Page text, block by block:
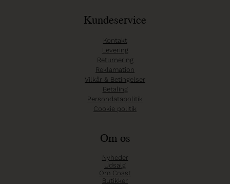
Kundeservice
Kontakt
Levering
Returnering
Reklamation
Vilkår & Betingelser
Betaling
Persondatapolitik
Cookie politik
Om os
Nyheder
Udsalg
Om Coast
Butikker